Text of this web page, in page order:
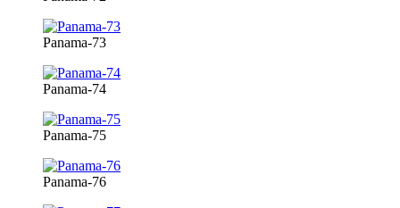
Panama-73
Panama-74
Panama-75
Panama-76